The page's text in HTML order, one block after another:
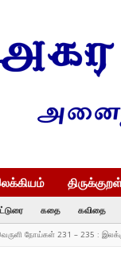
கதை கவிதை
நோய்கள் 231 – 235 :